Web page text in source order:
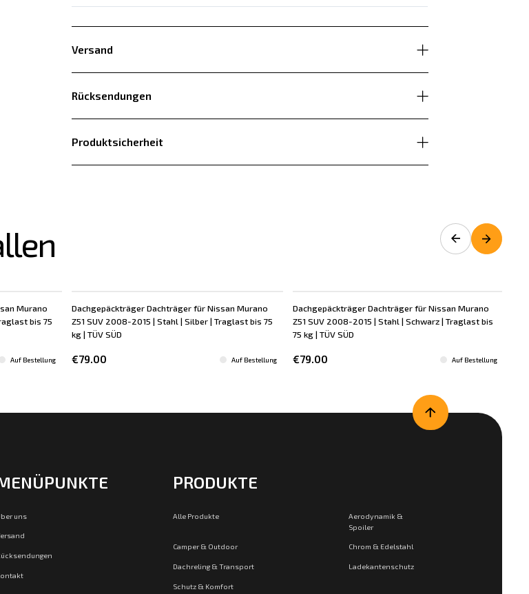
Versand
Rücksendungen
Produktsicherheit
Murano
bis 75
Auf Bestellung
Dachgepäckträger Dachträger für Nissan Murano
Z51 SUV 2008-2015 | Stahl | Silber | Traglast bis 75
kg | TÜV SÜD
€79.00 Auf Bestellung
Dachgepäckträger Dachträger für Nissan Murano
Z51 SUV 2008-2015 | Stahl | Schwarz | Traglast bis
75 kg | TÜV SÜD
€79.00 Auf Bestellung
uns
PRODUKTE
Alle Produkte
Aerodynamik &
Spoiler
Camper & Outdoor Chrom & Edelstahl
Dachreling & Transport Ladekantenschutz
Schutz & Komfort